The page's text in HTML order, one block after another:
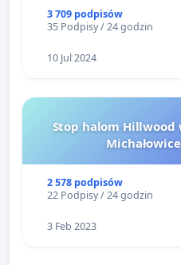
3 709 podpisów
35 Podpisy / 24 godzin
10 Jul 2024
Stop halom Hillwood
Michałowice
2 578 podpisów
22 Podpisy / 24 godzin
3 Feb 2023